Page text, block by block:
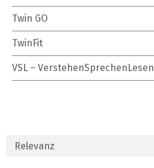
Twin GO
TwinFit
VSL – VerstehenSprechenLesen